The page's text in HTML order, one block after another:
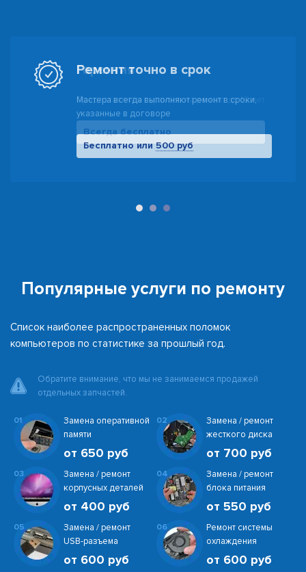
500 руб
Гарантия
Предоставляем гарантию на ремонт до 10 лет
Всегда бесплатно
Популярные услуги по ремонту
Список наиболее распространенных поломок
компьютеров по статистике за прошлый год.
Обратите внимание, что мы не занимаемся продажей
отдельных запчастей.
01
Замена оперативной
памяти
от 650 руб
02
Замена / ремонт
жесткого диска
от 700 руб
03
Замена / ремонт
корпусных деталей
от 400 руб
04
Замена / ремонт
блока питания
от 550 руб
05
Замена / ремонт
USB-разъема
от 600 руб
06
Ремонт системы
охлаждения
от 600 руб